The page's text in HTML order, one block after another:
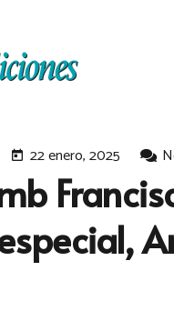
today 22 enero, 2025